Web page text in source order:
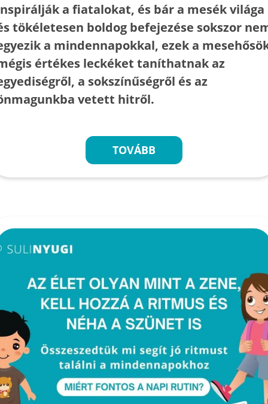
a fiatalokat, és bár a mesék világa
tökéletesen boldog befejezése sokszor
a mindennapokkal, ezek a
értékes leckéket taníthatnak az
a sokszínűségről és az
vetett hitről.
TOVÁBB